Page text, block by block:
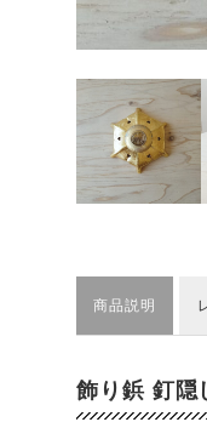
商品説明
飾り鋲 釘隠